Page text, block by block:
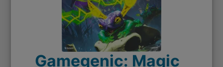
Gamegenic: Magic